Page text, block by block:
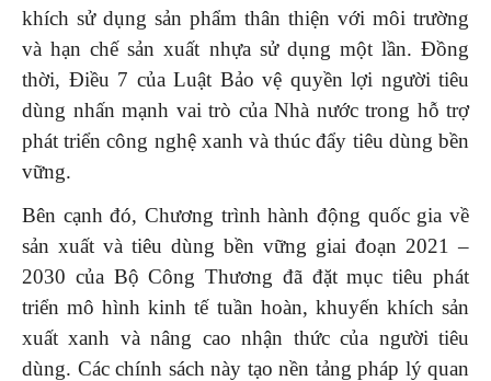
khích sử dụng sản phẩm thân thiện với môi trường
và hạn chế sản xuất nhựa sử dụng một lần. Đồng
thời, Điều 7 của Luật Bảo vệ quyền lợi người tiêu
dùng nhấn mạnh vai trò của Nhà nước trong hỗ trợ
phát triển công nghệ xanh và thúc đẩy tiêu dùng bền
vững.
Bên cạnh đó, Chương trình hành động quốc gia về
sản xuất và tiêu dùng bền vững giai đoạn 2021 –
2030 của Bộ Công Thương đã đặt mục tiêu phát
triển mô hình kinh tế tuần hoàn, khuyến khích sản
xuất xanh và nâng cao nhận thức của người tiêu
dùng. Các chính sách này tạo nền tảng pháp lý quan